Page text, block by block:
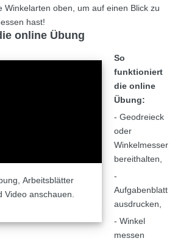
Winkelarten oben, um auf einen Blick zu
hast!
online Übung
Arbeitsblätter
Video anschauen.
So
funktioniert
die online
Übung:
- Geodreieck
oder
Winkelmesser
bereithalten,
-
Aufgabenblatt
ausdrucken,
- Winkel
messen